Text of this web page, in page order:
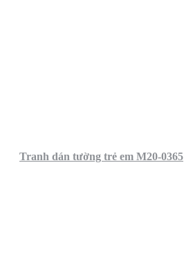
Tranh dán tường trẻ em M20-0365